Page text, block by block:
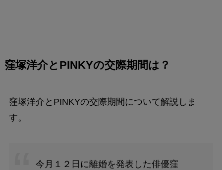
窪塚洋介とPINKYの交際期間は ？
窪塚洋介とPINKYの交際期間について解説しま
す。
今月１２日に離婚を発表した俳優窪